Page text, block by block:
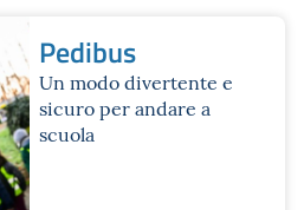
Pedibus
Un modo divertente e
sicuro per andare a
scuola